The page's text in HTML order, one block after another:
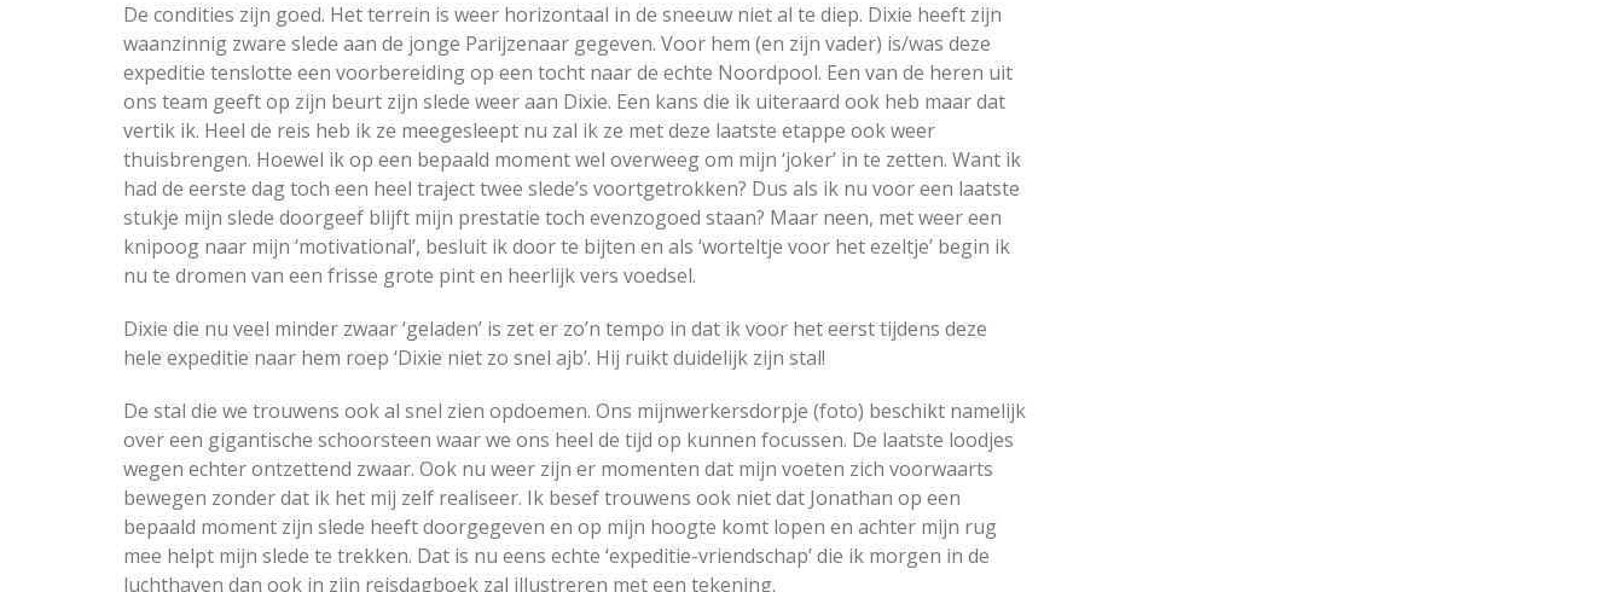
De condities zijn goed. Het terrein is weer horizontaal in de sneeuw niet al te diep. Dixie heeft zijn
waanzinnig zware slede aan de jonge Parijzenaar gegeven. Voor hem (en zijn vader) is/was deze
expeditie tenslotte een voorbereiding op een tocht naar de echte Noordpool. Een van de heren uit
ons team geeft op zijn beurt zijn slede weer aan Dixie. Een kans die ik uiteraard ook heb maar dat
vertik ik. Heel de reis heb ik ze meegesleept nu zal ik ze met deze laatste etappe ook weer
thuisbrengen. Hoewel ik op een bepaald moment wel overweeg om mijn ‘joker’ in te zetten. Want ik
had de eerste dag toch een heel traject twee slede’s voortgetrokken? Dus als ik nu voor een laatste
stukje mijn slede doorgeef blijft mijn prestatie toch evenzogoed staan? Maar neen, met weer een
knipoog naar mijn ‘motivational’, besluit ik door te bijten en als ‘worteltje voor het ezeltje’ begin ik
nu te dromen van een frisse grote pint en heerlijk vers voedsel.
Dixie die nu veel minder zwaar ‘geladen’ is zet er zo’n tempo in dat ik voor het eerst tijdens deze
hele expeditie naar hem roep ‘Dixie niet zo snel ajb’. Hij ruikt duidelijk zijn stal!
De stal die we trouwens ook al snel zien opdoemen. Ons mijnwerkersdorpje (foto) beschikt namelijk
over een gigantische schoorsteen waar we ons heel de tijd op kunnen focussen. De laatste loodjes
wegen echter ontzettend zwaar. Ook nu weer zijn er momenten dat mijn voeten zich voorwaarts
bewegen zonder dat ik het mij zelf realiseer. Ik besef trouwens ook niet dat Jonathan op een
bepaald moment zijn slede heeft doorgegeven en op mijn hoogte komt lopen en achter mijn rug
mee helpt mijn slede te trekken. Dat is nu eens echte ‘expeditie-vriendschap’ die ik morgen in de
luchthaven dan ook in zijn reisdagboek zal illustreren met een tekening.